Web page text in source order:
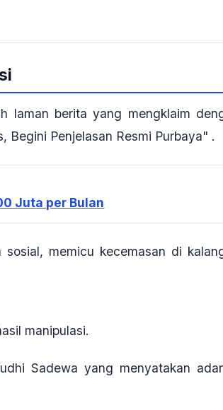
laman berita yang mengklaim
Begini Penjelasan Resmi Purbaya" .
Juta per Bulan
memicu kecemasan di
manipulasi.
Sadewa yang menyatakan